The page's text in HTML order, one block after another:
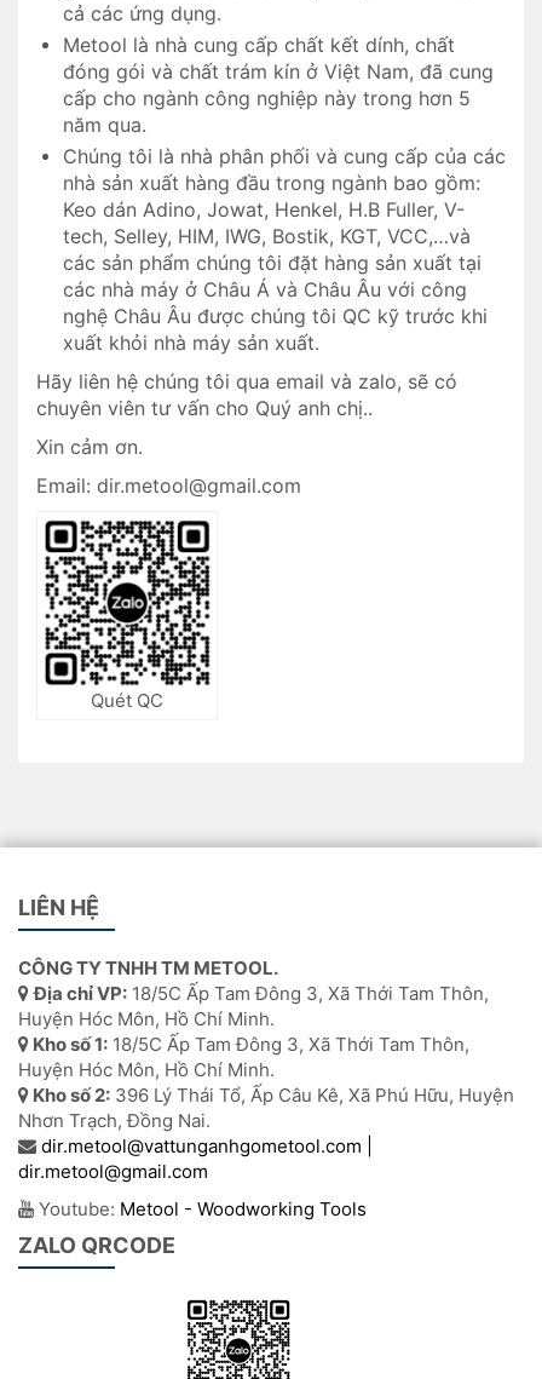
cả các ứng dụng.
Metool là nhà cung cấp chất kết dính, chất
đóng gói và chất trám kín ở Việt Nam, đã cung
cấp cho ngành công nghiệp này trong hơn 5
năm qua.
Chúng tôi là nhà phân phối và cung cấp của các
nhà sản xuất hàng đầu trong ngành bao gồm:
Keo dán Adino, Jowat, Henkel, H.B Fuller, V-
tech, Selley, HIM, IWG, Bostik, KGT, VCC,…và
các sản phẩm chúng tôi đặt hàng sản xuất tại
các nhà máy ở Châu Á và Châu Âu với công
nghệ Châu Âu được chúng tôi QC kỹ trước khi
xuất khỏi nhà máy sản xuất.
Hãy liên hệ chúng tôi qua email và zalo, sẽ có
chuyên viên tư vấn cho Quý anh chị..
Xin cảm ơn.
Email: dir.metool@gmail.com
Quét QC
LIÊN HỆ
CÔNG TY TNHH TM METOOL.
Địa chỉ VP: 18/5C Ấp Tam Đông 3, Xã Thới Tam Thôn,
Huyện Hóc Môn, Hồ Chí Minh.
Kho số 1: 18/5C Ấp Tam Đông 3, Xã Thới Tam Thôn,
Huyện Hóc Môn, Hồ Chí Minh.
Kho số 2: 396 Lý Thái Tổ, Ấp Câu Kê, Xã Phú Hữu, Huyện
Nhơn Trạch, Đồng Nai.
dir.metool@vattunganhgometool.com |
dir.metool@gmail.com
Youtube: Metool - Woodworking Tools
ZALO QRCODE